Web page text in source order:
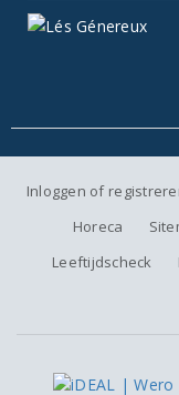
Inloggen of
Horeca
Leeftijdscheck